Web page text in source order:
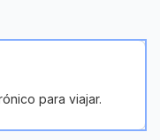
para viajar.